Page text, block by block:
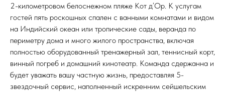
2-километровом белоснежном пляже Кот д’Ор. К услугам
гостей пять роскошных спален с ванными комнатами и видом
на Индийский океан или тропические сады, веранда по
периметру дома и много жилого пространства, включая
полностью оборудованный тренажерный зал, теннисный корт,
винный погреб и домашний кинотеатр. Команда сдержанна и
будет уважать вашу частную жизнь, предоставляя 5-
звездочный сервис, наполненный искренним сейшельским